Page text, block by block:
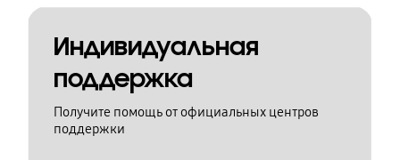
Индивидуальная
поддержка
Получите помощь от официальных центров
поддержки